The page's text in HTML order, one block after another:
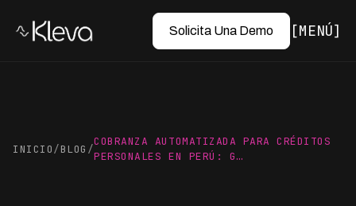
Solicita Una Demo MENÚ
INICIO/BLOG /
COBRANZA AUTOMATIZADA PARA CRÉDITOS
PERSONALES EN PERÚ: G…